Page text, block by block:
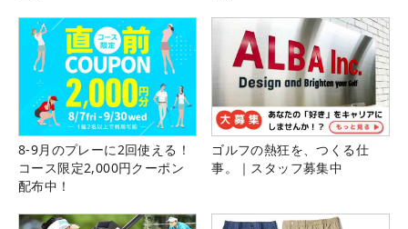
8-9月のプレーに2回使える！
コース限定2,000円クーポン
配布中！
ゴルフの熱狂を、つくる仕
事。｜スタッフ募集中